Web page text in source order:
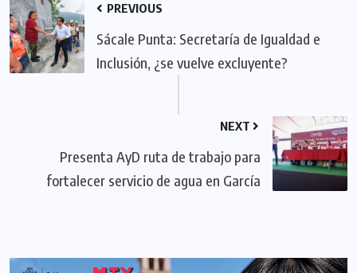
PREVIOUS
Sácale Punta: Secretaría de Igualdad e
Inclusión, ¿se vuelve excluyente?
NEXT
Presenta AyD ruta de trabajo para
fortalecer servicio de agua en García